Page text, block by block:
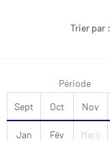
Trier par :
Période
Sept
Oct Nov
Jan Fév Mars